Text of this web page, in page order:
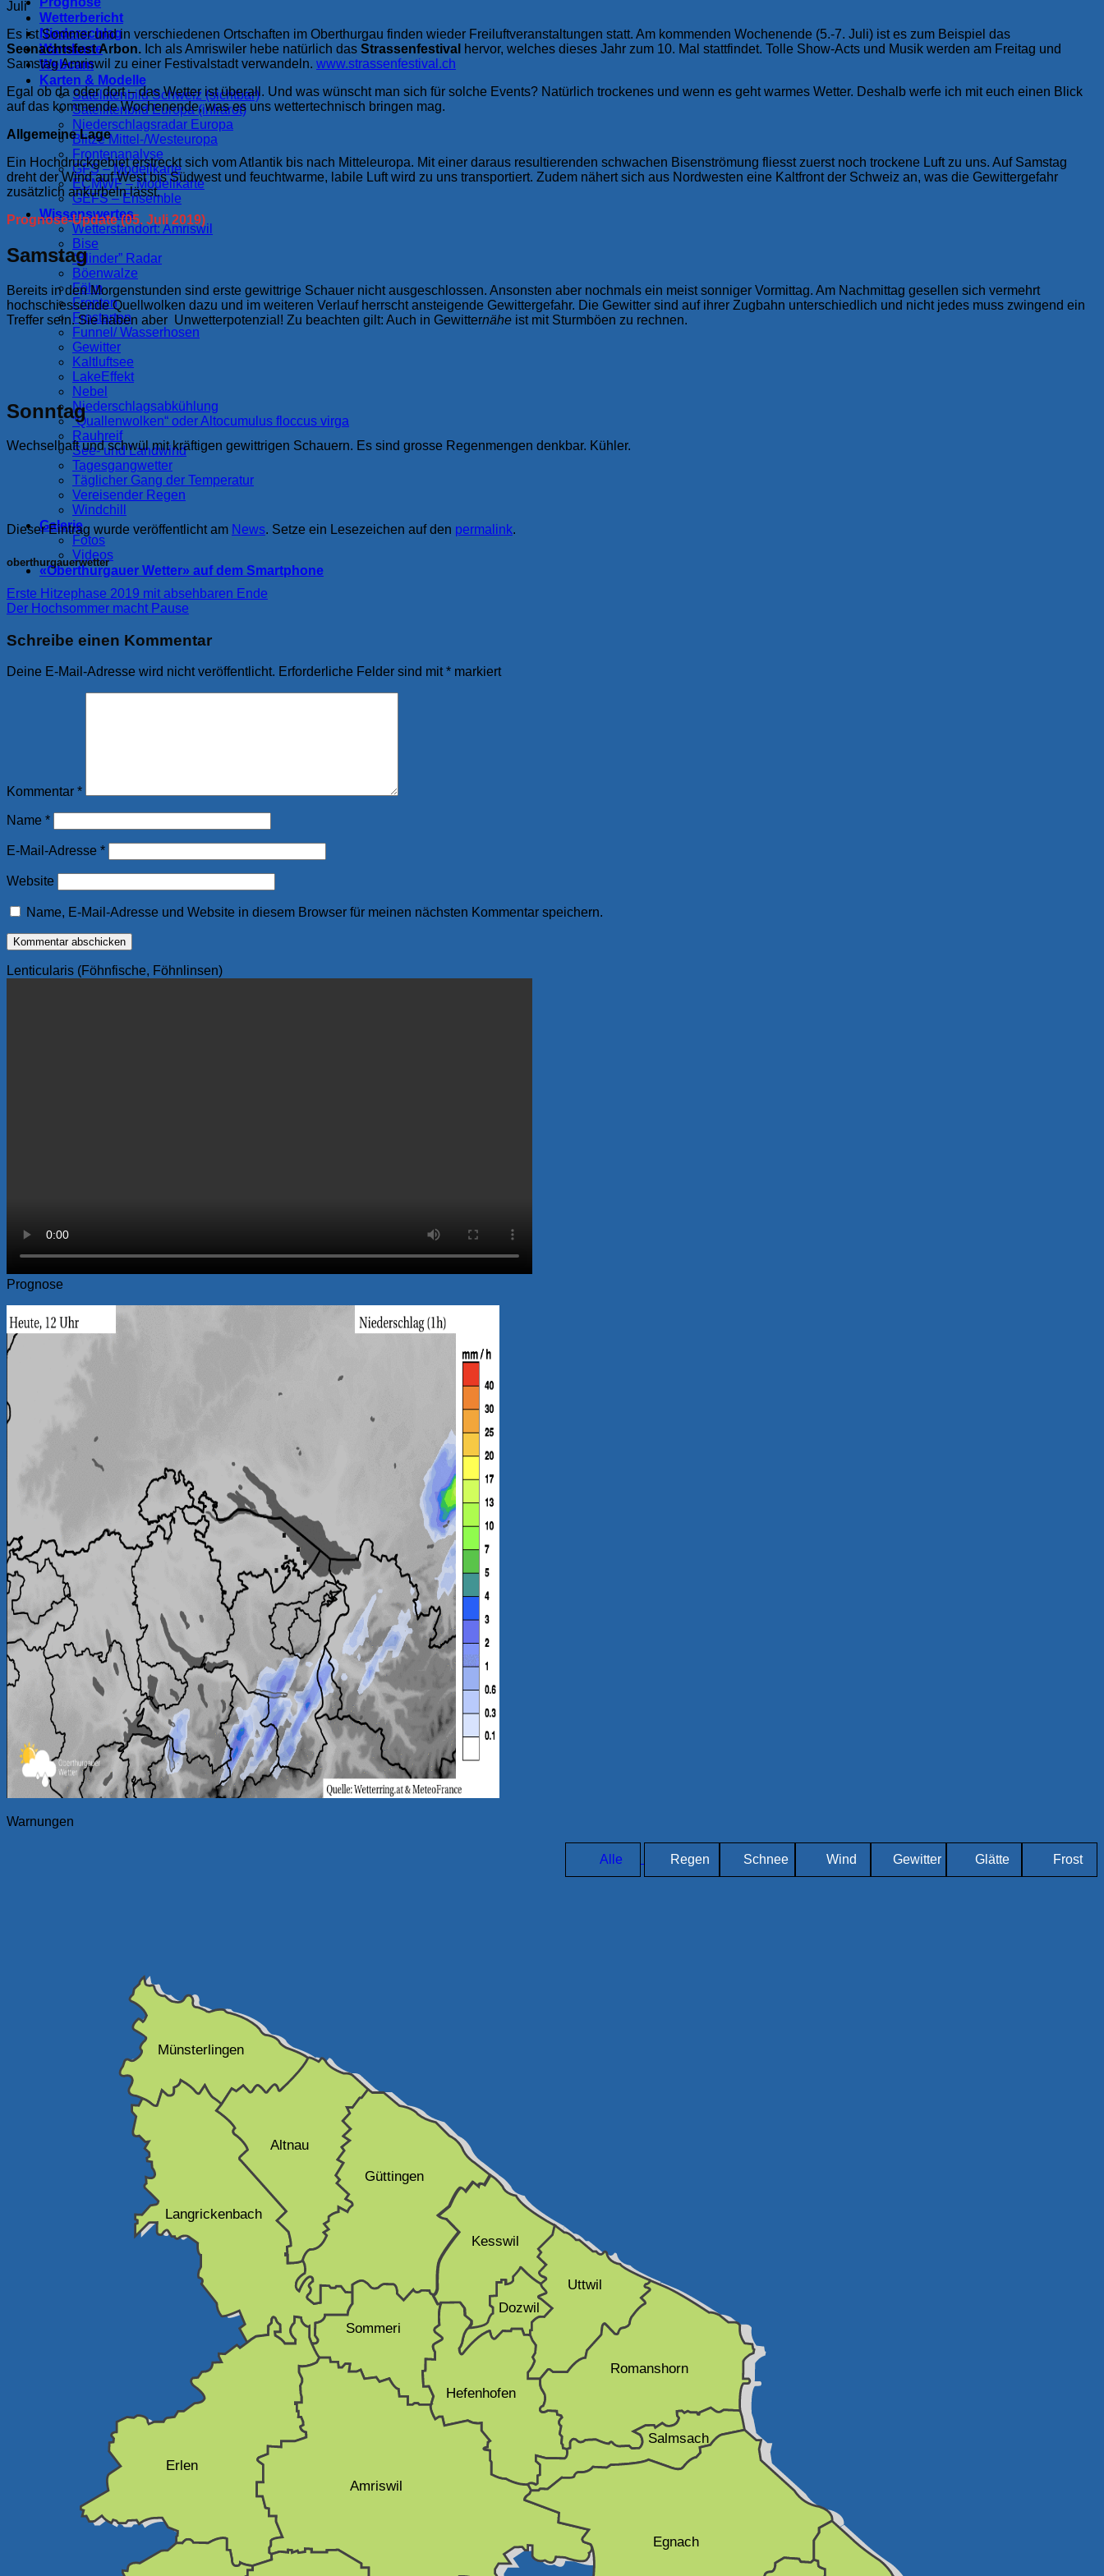
Wetterbericht
Niederschlag
Warnkarte
Webcam
Karten & Modelle
Satellitenbild Schweiz (sichtbar)
Satellitenbild Europa (infrarot)
Niederschlagsradar Europa
Blitze Mittel-/Westeuropa
Frontenanalyse
GFS – Modellkarte
ECMWF – Modellkarte
GEFS – Ensemble
Wissenswertes
Wetterstandort: Amriswil
Bise
“Blinder” Radar
Böenwalze
Föhn
Fronten
Frostarten
Funnel/ Wasserhosen
Gewitter
Kaltluftsee
LakeEffekt
Nebel
Niederschlagsabkühlung
“Quallenwolken“ oder Altocumulus floccus virga
Rauhreif
See- und Landwind
Tagesgangwetter
Täglicher Gang der Temperatur
Vereisender Regen
Windchill
Galerie
Fotos
Videos
«Oberthurgauer Wetter» auf dem Smartphone
Juli
Es ist Sommer und in verschiedenen Ortschaften im Oberthurgau finden wieder Freiluftveranstaltungen statt. Am kommenden Wochenende (5.-7. Juli) ist es zum Beispiel das
Seenachtsfest Arbon. Ich als Amriswiler hebe natürlich das Strassenfestival hervor, welches dieses Jahr zum 10. Mal stattfindet. Tolle Show-Acts und Musik werden am Freitag und
Samstag Amriswil zu einer Festivalstadt verwandeln. www.strassenfestival.ch
Egal ob da oder dort – das Wetter ist überall. Und was wünscht man sich für solche Events? Natürlich trockenes und wenn es geht warmes Wetter. Deshalb werfe ich mit euch einen Blick
auf das kommende Wochenende, was es uns wettertechnisch bringen mag.
Allgemeine Lage
Ein Hochdruckgebiet erstreckt sich vom Atlantik bis nach Mitteleuropa. Mit einer daraus resultierenden schwachen Bisenströmung fliesst zuerst noch trockene Luft zu uns. Auf Samstag
dreht der Wind auf West bis Südwest und feuchtwarme, labile Luft wird zu uns transportiert. Zudem nähert sich aus Nordwesten eine Kaltfront der Schweiz an, was die Gewittergefahr
zusätzlich ankurbeln lässt.
Prognose-Update (05. Juli 2019)
Samstag
Bereits in den Morgenstunden sind erste gewittrige Schauer nicht ausgeschlossen. Ansonsten aber nochmals ein meist sonniger Vormittag. Am Nachmittag gesellen sich vermehrt
hochschiessende Quellwolken dazu und im weiteren Verlauf herrscht ansteigende Gewittergefahr. Die Gewitter sind auf ihrer Zugbahn unterschiedlich und nicht jedes muss zwingend ein
Treffer sein. Sie haben aber Unwetterpotenzial! Zu beachten gilt: Auch in Gewitternähe ist mit Sturmböen zu rechnen.
Sonntag
Wechselhaft und schwül mit kräftigen gewittrigen Schauern. Es sind grosse Regenmengen denkbar. Kühler.
Dieser Eintrag wurde veröffentlicht am News. Setze ein Lesezeichen auf den permalink.
oberthurgauerwetter
Erste Hitzephase 2019 mit absehbaren Ende
Der Hochsommer macht Pause
Schreibe einen Kommentar
Deine E-Mail-Adresse wird nicht veröffentlicht. Erforderliche Felder sind mit* markiert
Kommentar *
Name *
E-Mail-Adresse *
Website
Name, E-Mail-Adresse und Website in diesem Browser für meinen nächsten Kommentar speichern.
Lenticularis (Föhnfische, Föhnlinsen)
Prognose
Warnungen
Alle Regen Schnee Wind Gewitter Glätte Frost
Münsterlingen
Langrickenbach
Altnau
Güttingen
Kesswil
Dozwil
Uttwil
Romanshorn
Salmsach
Egnach
Erlen
Amriswil
Hefenhofen
Sommeri